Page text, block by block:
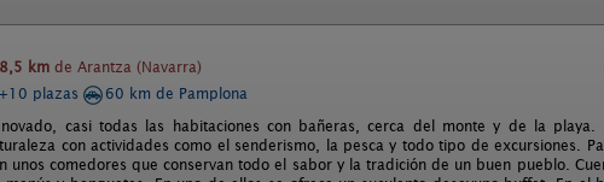
8,5 km de Arantza (Navarra)
plazas
60 km de Pamplona
casi todas las habitaciones con bañeras, cerca del monte y de la playa.
con actividades como el senderismo, la pesca y todo tipo de excursiones.
unos comedores que conservan todo el sabor y la tradición de un buen pueblo.